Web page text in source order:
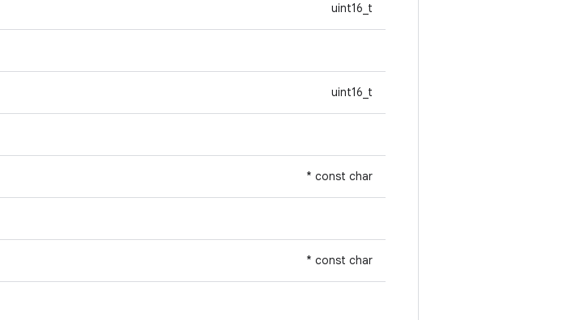
uint16_t
uint16_t
const char *
const char *